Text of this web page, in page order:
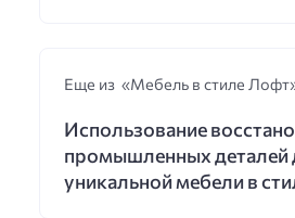
Еще из «Мебель в стиле
Использование
промышленных деталей
уникальной мебели в